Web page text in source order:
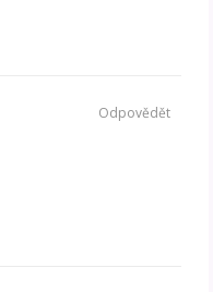
Odpovědět